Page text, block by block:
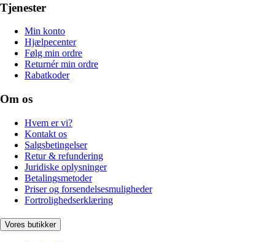
Tjenester
Min konto
Hjælpecenter
Følg min ordre
Returnér min ordre
Rabatkoder
Om os
Hvem er vi?
Kontakt os
Salgsbetingelser
Retur & refundering
Juridiske oplysninger
Betalingsmetoder
Priser og forsendelsesmuligheder
Fortrolighedserklæring
Vores butikker